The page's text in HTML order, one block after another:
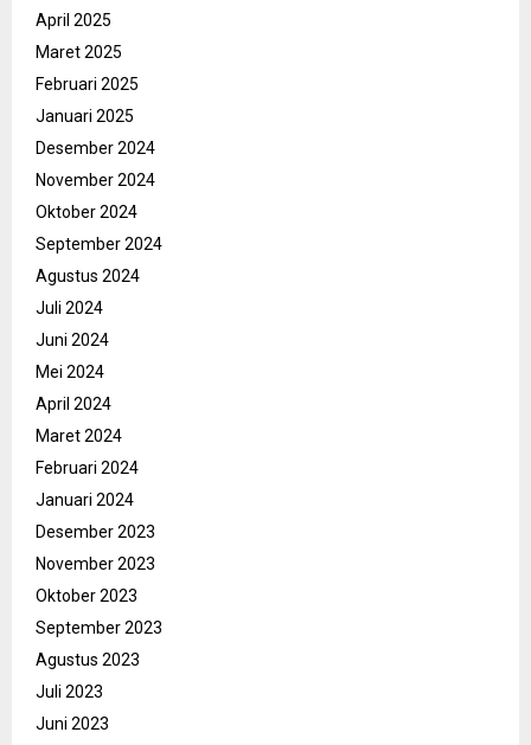
April 2025
Maret 2025
Februari 2025
Januari 2025
Desember 2024
November 2024
Oktober 2024
September 2024
Agustus 2024
Juli 2024
Juni 2024
Mei 2024
April 2024
Maret 2024
Februari 2024
Januari 2024
Desember 2023
November 2023
Oktober 2023
September 2023
Agustus 2023
Juli 2023
Juni 2023